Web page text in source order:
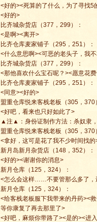
<好的><死算的了什么，为了寻找
<好的>
比齐城杂货店（377，299）：
<是啊><离开>
比齐仓库麦家铺子（295，251）：
<什么意思啊><可恶的老头子，我
比齐城杂货店（377，299）：
<那他喜欢什么宝石呢？><愿意花
比齐仓库麦家铺子（295，251）：
<同意><好的>
盟重仓库悦来客栈老板（305，370
<好吧，看来也只好如此了>
▲注▲：身份证制作方法：杀奴隶
盟重仓库悦来客栈老板（305，370
<拿好，这可是花了我不少时间找的
新月岛新月杂货店（148，352）：
<好的><谢谢你的消息>
新月仓库（125，324）：
<怎么会这样……不要管那么多了，
新月仓库（125，324）：
<给客栈老板服下我带来的丹药><
等你康复了再去那里了>
<好吧，麻烦你带路了><是的><进